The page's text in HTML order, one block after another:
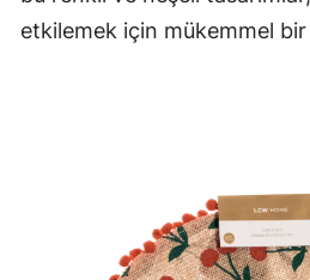
etkilemek için mükemmel